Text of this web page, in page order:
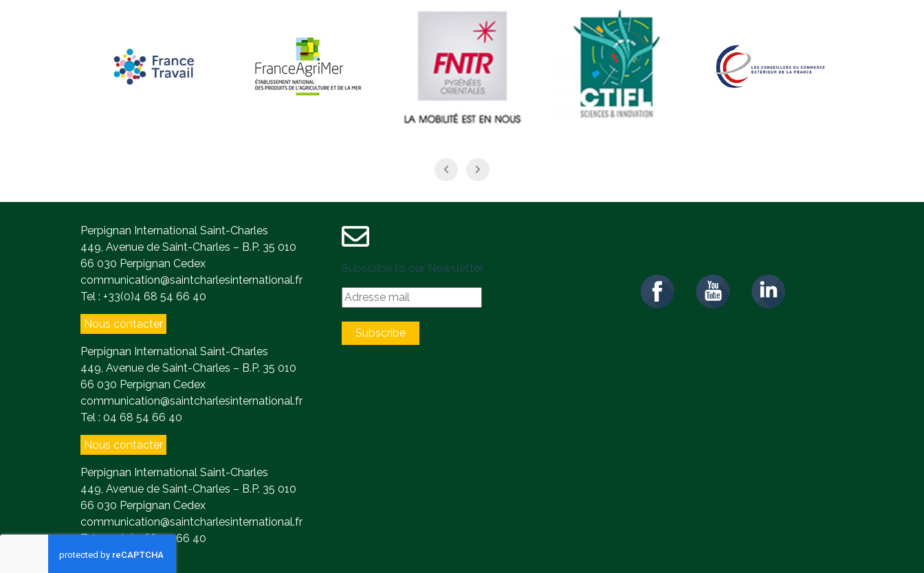
Perpignan International Saint-Charles
449, Avenue de Saint-Charles – B.P. 35 010
66 030 Perpignan Cedex
communication@saintcharlesinternational.fr
Tel : +33(0)4 68 54 66 40
Nous contacter
Perpignan International Saint-Charles
449, Avenue de Saint-Charles – B.P. 35 010
66 030 Perpignan Cedex
communication@saintcharlesinternational.fr
Tel : 04 68 54 66 40
Nous contacter
Perpignan International Saint-Charles
449, Avenue de Saint-Charles – B.P. 35 010
66 030 Perpignan Cedex
communication@saintcharlesinternational.fr
Tel : +33(0)4 68 54 66 40
Subscribe to our Newsletter
Subscribe